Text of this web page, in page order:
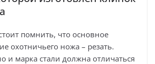
помнить, что основное
охотничьего ножа – резать.
и марка стали должна отличаться